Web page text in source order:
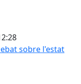
sobre l'estat